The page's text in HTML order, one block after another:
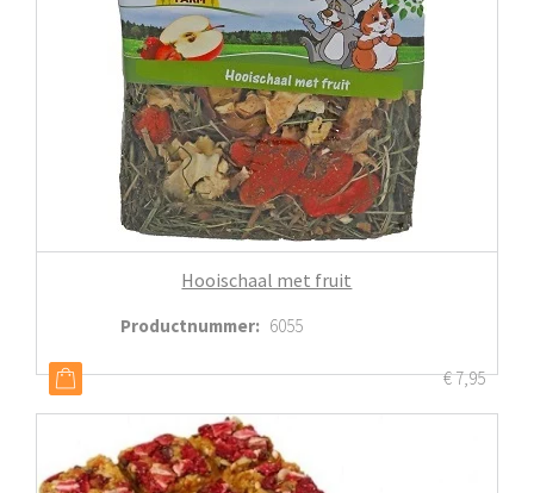
Hooischaal met fruit
Productnummer: 6055
€7,95